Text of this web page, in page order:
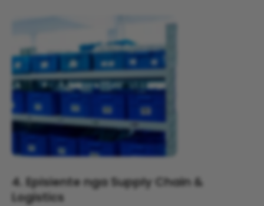
4. Episiente nga Supply Chain &
Logistics